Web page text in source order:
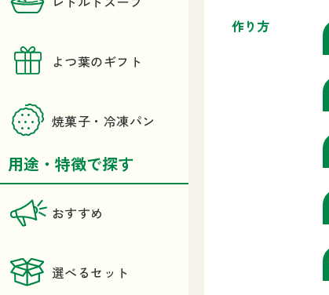
よつ葉のギフト
焼菓子・冷凍パン
用途・特徴で探す
おすすめ
選べるセット
作り方